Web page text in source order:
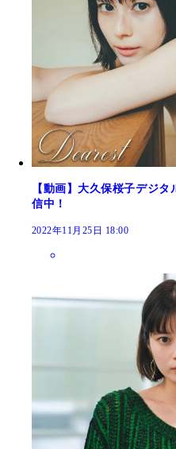
【動画】大久保桜子デジ
信中！
2022年11月25日 18:00